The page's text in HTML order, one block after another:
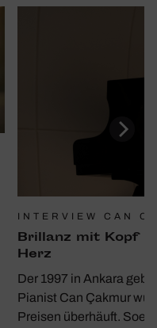
INTERVIEW CAN
Bril­lanz mit Kopf
Herz
Der 1997 in Ankara
Pianist Can Çakmur
Preisen überhäuft.